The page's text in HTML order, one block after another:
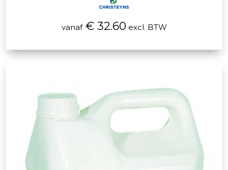
vanaf€ 32.60 excl. BTW